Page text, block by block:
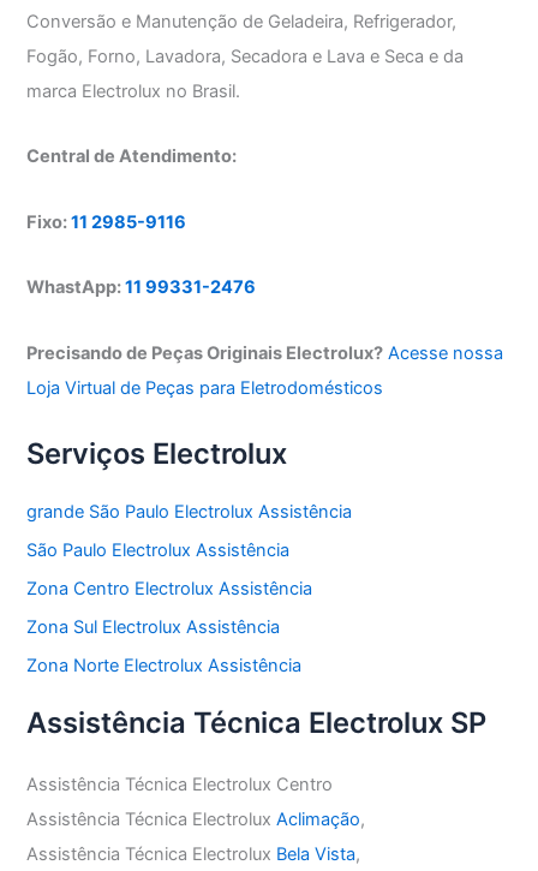
Conversão e Manutenção de Geladeira, Refrigerador,
Fogão, Forno, Lavadora, Secadora e Lava e Seca e da
marca Electrolux no Brasil.
Central de Atendimento:
Fixo:11 2985-9116
WhastApp:11 99331-2476
Precisando de Peças Originais Electrolux? Acesse nossa
Loja Virtual de Peças para Eletrodomésticos
Serviços Electrolux
grande São Paulo Electrolux Assistência
São Paulo Electrolux Assistência
Zona Centro Electrolux Assistência
Zona Sul Electrolux Assistência
Zona Norte Electrolux Assistência
Assistência Técnica Electrolux SP
Assistência Técnica Electrolux Centro
Assistência Técnica ElectroluxAclimação,
Assistência Técnica Electrolux Bela Vista,